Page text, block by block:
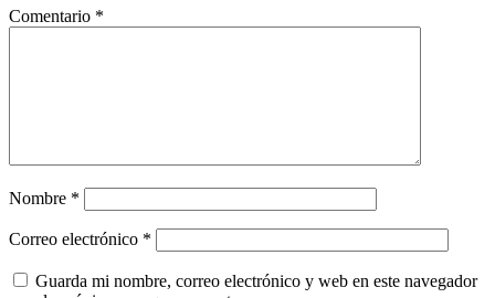
Comentario *
Nombre *
Correo electrónico *
Guarda mi nombre, correo electrónico y web en este navegador